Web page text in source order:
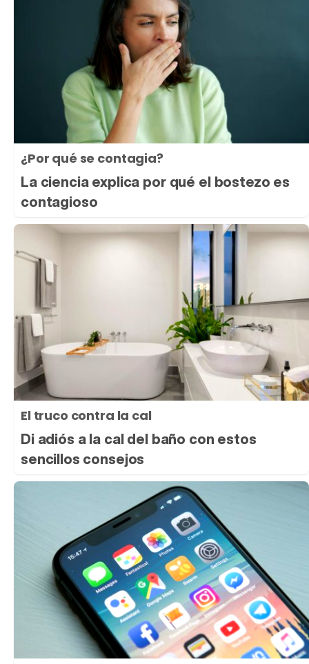
¿Por qué se contagia?
La ciencia explica por qué el bostezo es
contagioso
El truco contra la cal
Di adiós a la cal del baño con estos
sencillos consejos